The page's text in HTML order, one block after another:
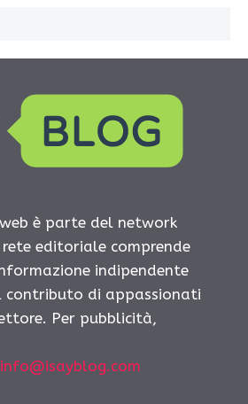
è parte del network
editoriale comprende
indipendente
contributo di appassionati
Per pubblicità,
info@isayblog.com